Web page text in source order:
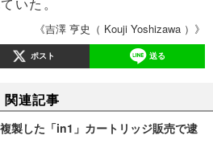
《吉澤 亨史（ Kouji Yoshizawa ）》
ポスト 送る
関連記事
複製した「in1」カートリッジ販売で逮